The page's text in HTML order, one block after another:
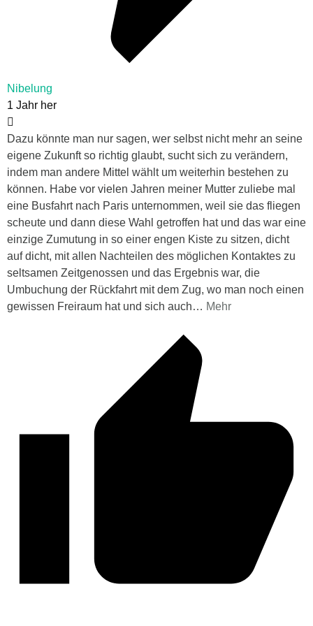
Nibelung
1 Jahr her
Dazu könnte man nur sagen, wer selbst nicht mehr an seine
eigene Zukunft so richtig glaubt, sucht sich zu verändern,
indem man andere Mittel wählt um weiterhin bestehen zu
können. Habe vor vielen Jahren meiner Mutter zuliebe mal
eine Busfahrt nach Paris unternommen, weil sie das fliegen
scheute und dann diese Wahl getroffen hat und das war eine
einzige Zumutung in so einer engen Kiste zu sitzen, dicht
auf dicht, mit allen Nachteilen des möglichen Kontaktes zu
seltsamen Zeitgenossen und das Ergebnis war, die
Umbuchung der Rückfahrt mit dem Zug, wo man noch einen
gewissen Freiraum hat und sich auch… Mehr